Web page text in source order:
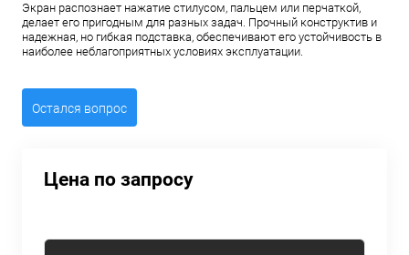
Экран распознает нажатие стилусом, пальцем или перчаткой,
делает его пригодным для разных задач. Прочный конструктив и
надежная, но гибкая подставка, обеспечивают его устойчивость в
наиболее неблагоприятных условиях эксплуатации.
Остался вопрос
Цена по запросу